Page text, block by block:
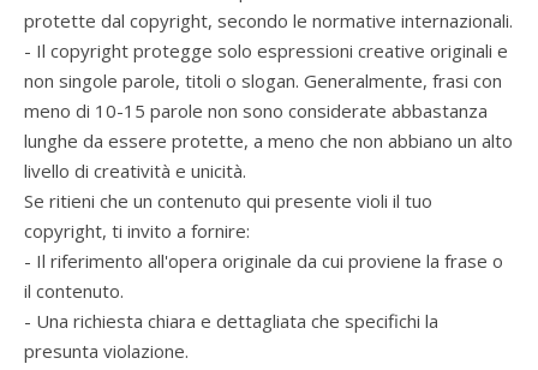
protette dal copyright, secondo le normative internazionali.
- Il copyright protegge solo espressioni creative originali e
non singole parole, titoli o slogan. Generalmente, frasi con
meno di 10-15 parole non sono considerate abbastanza
lunghe da essere protette, a meno che non abbiano un alto
livello di creatività e unicità.
Se ritieni che un contenuto qui presente violi il tuo
copyright, ti invito a fornire:
- Il riferimento all'opera originale da cui proviene la frase o
il contenuto.
- Una richiesta chiara e dettagliata che specifichi la
presunta violazione.